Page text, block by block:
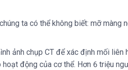
ta có thể không biết: mỡ màng
ảnh chụp CT để xác định mối liên
động của cơ thể. Hơn 6 triệu